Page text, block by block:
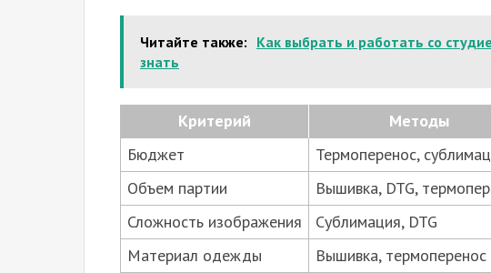
Читайте также: Как выбрать и работать со
знать
Критерий
Методы
Бюджет
Термоперенос,
Объем партии
Вышивка, DTG,
Сложность изображения
Сублимация, DTG
Материал одежды
Вышивка, термоперенос